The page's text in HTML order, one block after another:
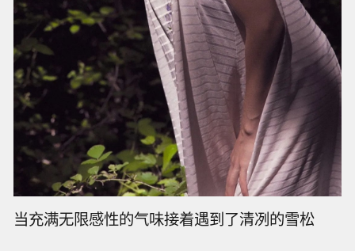
当充满无限感性的气味接着遇到了清冽的雪松